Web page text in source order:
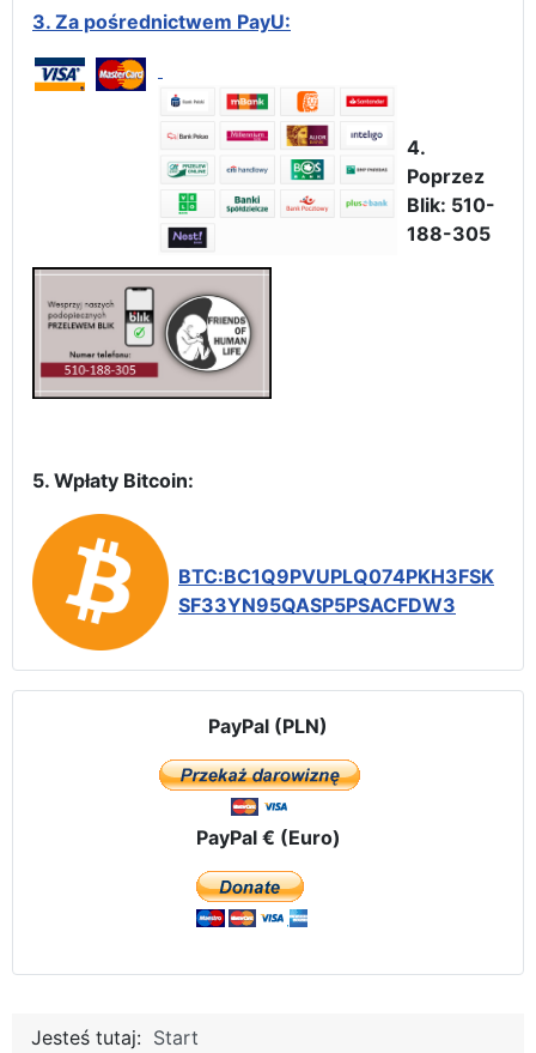
3. Za pośrednictwem PayU:
4.
Poprzez
Blik: 510-
188-305
5. Wpłaty Bitcoin:
BTC:BC1Q9PVUPLQ074PKH3FSK
SF33YN95QASP5PSACFDW3
PayPal (PLN)
PayPal € (Euro)
Jesteś tutaj: Start